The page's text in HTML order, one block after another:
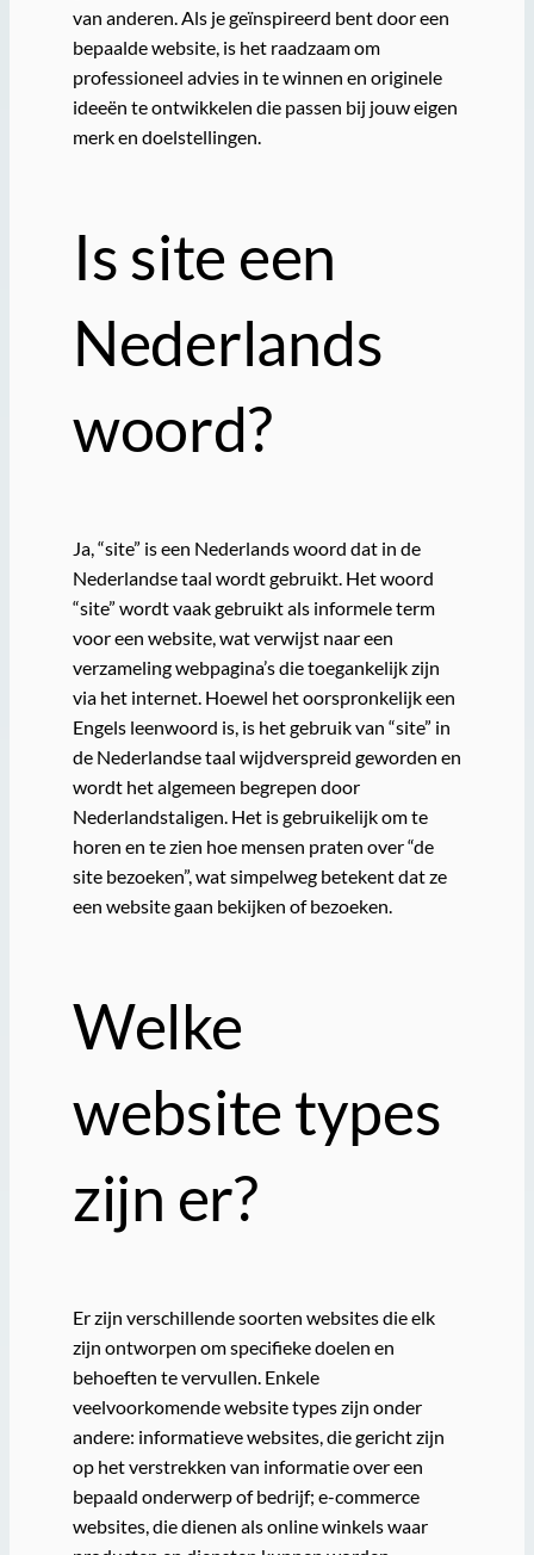
van anderen. Als je geïnspireerd bent door een
bepaalde website, is het raadzaam om
professioneel advies in te winnen en originele
ideeën te ontwikkelen die passen bij jouw eigen
merk en doelstellingen.
Is site een
Nederlands
woord?
Ja, “site” is een Nederlands woord dat in de
Nederlandse taal wordt gebruikt. Het woord
“site” wordt vaak gebruikt als informele term
voor een website, wat verwijst naar een
verzameling webpagina’s die toegankelijk zijn
via het internet. Hoewel het oorspronkelijk een
Engels leenwoord is, is het gebruik van “site” in
de Nederlandse taal wijdverspreid geworden en
wordt het algemeen begrepen door
Nederlandstaligen. Het is gebruikelijk om te
horen en te zien hoe mensen praten over “de
site bezoeken”, wat simpelweg betekent dat ze
een website gaan bekijken of bezoeken.
Welke
website types
zijn er?
Er zijn verschillende soorten websites die elk
zijn ontworpen om specifieke doelen en
behoeften te vervullen. Enkele
veelvoorkomende website types zijn onder
andere: informatieve websites, die gericht zijn
op het verstrekken van informatie over een
bepaald onderwerp of bedrijf; e-commerce
websites, die dienen als online winkels waar